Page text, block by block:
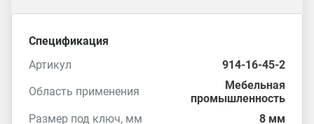
Спецификация
Артикул
914-16-45-2
Область применения
Мебельная
промышленность
Размер под ключ, мм
8 мм